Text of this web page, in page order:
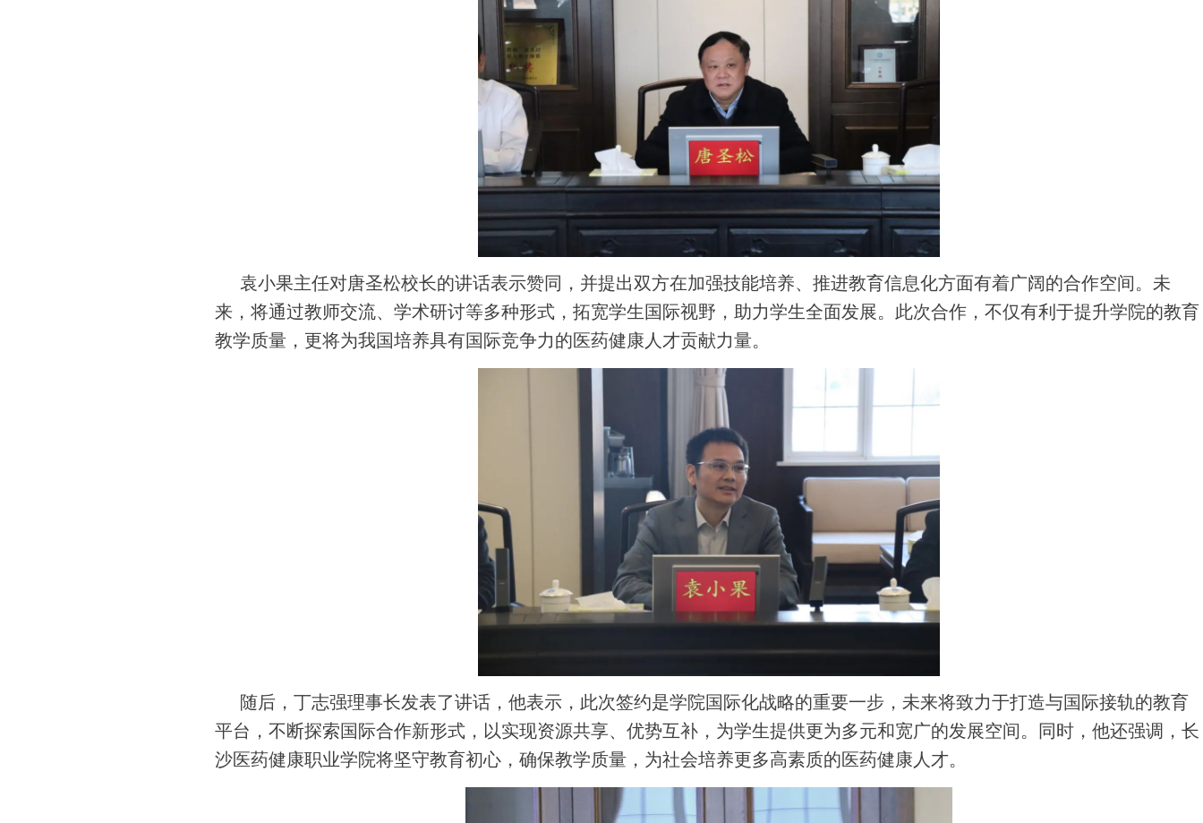
袁小果主任对唐圣松校长的讲话表示赞同，并提出双方在加强技能培养、推进教育信息化方面有着广阔的合作空间。未
来，将通过教师交流、学术研讨等多种形式，拓宽学生国际视野，助力学生全面发展。此次合作，不仅有利于提升学院的教育
教学质量，更将为我国培养具有国际竞争力的医药健康人才贡献力量。
随后，丁志强理事长发表了讲话，他表示，此次签约是学院国际化战略的重要一步，未来将致力于打造与国际接轨的教育
平台，不断探索国际合作新形式，以实现资源共享、优势互补，为学生提供更为多元和宽广的发展空间。同时，他还强调，长
沙医药健康职业学院将坚守教育初心，确保教学质量，为社会培养更多高素质的医药健康人才。